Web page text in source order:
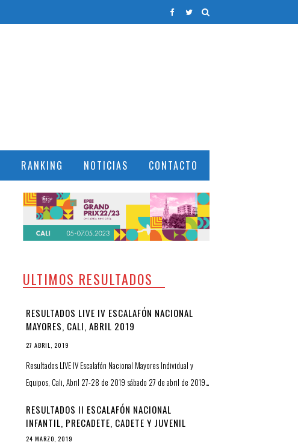
RANKING NOTICIAS CONTACTO
ULTIMOS RESULTADOS
RESULTADOS LIVE IV ESCALAFÓN NACIONAL
MAYORES, CALI, ABRIL 2019
27 ABRIL, 2019
Resultados LIVE IV Escalafón Nacional Mayores Individual y
Equipos, Cali, Abril 27-28 de 2019 sábado 27 de abril de 2019…
RESULTADOS II ESCALAFÓN NACIONAL
INFANTIL, PRECADETE, CADETE Y JUVENIL
24 MARZO, 2019